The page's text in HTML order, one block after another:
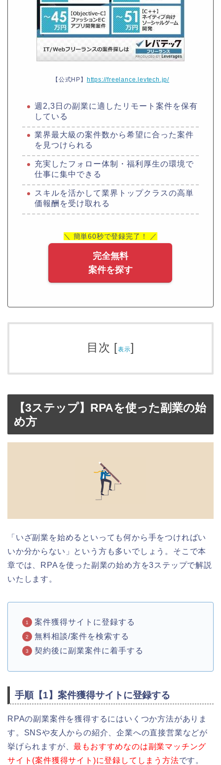
【公式HP】 https://freelance.levtech.jp/
週2,3日の副業に適したリモート案件を保有
している
業界最大級の案件数から希望に合った案件
を見つけられる
充実したフォロー体制・福利厚生の環境で
仕事に集中できる
スキルを活かして業界トップクラスの高単
価報酬を受け取れる
＼ 簡単60秒で登録完了！ ／
完全無料
案件を探す
目次 [表示]
【3ステップ】RPAを使った副業の始
め方
「いざ副業を始めるといっても何から手をつければい
いか分からない」という方も多いでしょう。そこで本
章では、RPAを使った副業の始め方を3ステップで解説
いたします。
案件獲得サイトに登録する
無料相談/案件を検索する
契約後に副業案件に着手する
手順【1】案件獲得サイトに登録する
RPAの副業案件を獲得するにはいくつか方法がありま
す。SNSや友人からの紹介、企業への直接営業などが
挙げられますが、最もおすすめなのは副業マッチング
サイト(案件獲得サイト)に登録してしまう方法です。